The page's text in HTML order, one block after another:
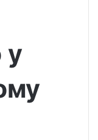
у